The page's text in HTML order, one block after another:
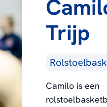
Trijp
Camilo is een